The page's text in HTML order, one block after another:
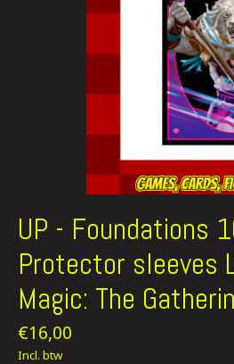
UP - Foundations
Protector sleeves
Magic: The
€16,00
Incl. btw